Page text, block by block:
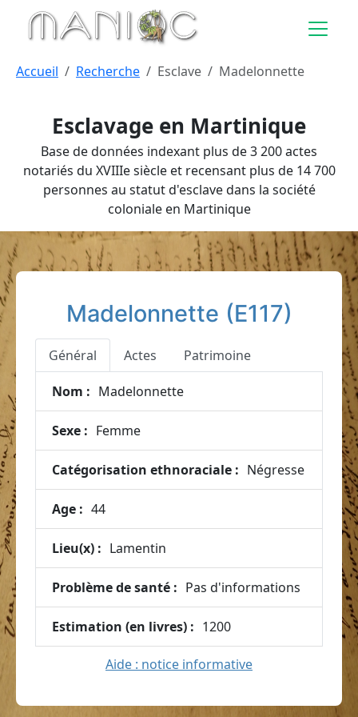
Aller au contenu principal
Esclavage en Martinique
Base de données indexant plus de 3 200 actes
notariés du XVIIIe siècle et recensant plus de 14 700
personnes au statut d'esclave dans la société
coloniale en Martinique
Accueil Recherche Esclave Madelonnette
Madelonnette (E117)
Général Actes Patrimoine
Nom : Madelonnette
Sexe : Femme
Catégorisation ethnoraciale : Négresse
Age : 44
Lieu(x) : Lamentin
Problème de santé : Pas d'informations
Estimation (en livres) : 1200
Aide : notice informative